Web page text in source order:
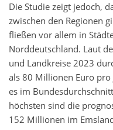
Die Studie zeigt jedoch,
zwischen den Regionen
fließen vor allem in
Norddeutschland. Laut
und Landkreise 2023
als 80 Millionen Euro
es im
höchsten sind die
152 Millionen im